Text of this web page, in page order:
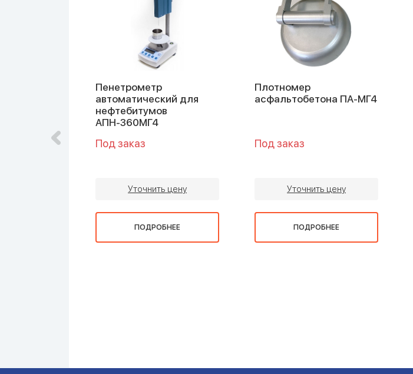
Пенетрометр
автоматический для
нефтебитумов
АПН-360МГ4
Под заказ
Уточнить цену
ПОДРОБНЕЕ
Плотномер
асфальтобетона ПА-МГ4
Под заказ
Уточнить цену
ПОДРОБНЕЕ